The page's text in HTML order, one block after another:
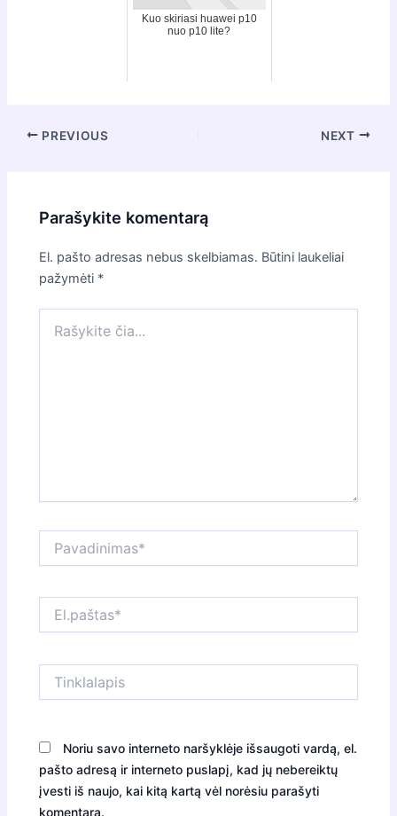
Kuo skiriasi huawei p10
nuo p10 lite?
Post
PREVIOUS NEXT
Parašykite komentarą
El. pašto adresas nebus skelbiamas. Būtini laukeliai
pažymėti *
čia...
Noriu savo interneto naršyklėje išsaugoti vardą, el.
pašto adresą ir interneto puslapį, kad jų nebereiktų
įvesti iš naujo, kai kitą kartą vėl norėsiu parašyti
komentarą.